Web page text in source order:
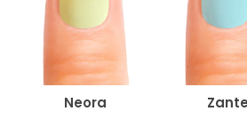
Neora Zante